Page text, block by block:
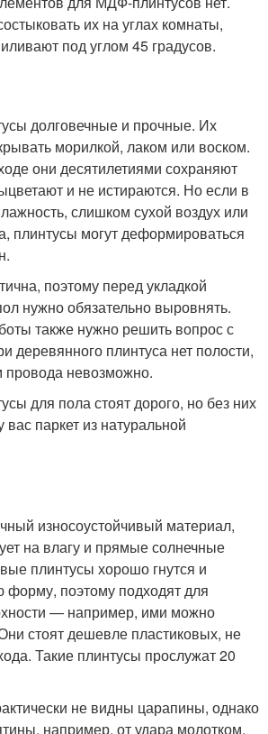
их на углах комнаты,
под углом 45 градусов.
долговечные и прочные. Их
морилкой, лаком или воском.
они десятилетиями сохраняют
и не истираются. Но если в
слишком сухой воздух или
плинтусы могут деформироваться
поэтому перед укладкой
нужно обязательно выровнять.
также нужно решить вопрос с
деревянного плинтуса нет полости,
провода невозможно.
для пола стоят дорого, но без них
вас паркет из натуральной
износоустойчивый материал,
на влагу и прямые солнечные
плинтусы хорошо гнутся и
поэтому подходят для
— например, ими можно
стоят дешевле пластиковых, не
Такие плинтусы прослужат 20
не видны царапины, однако
например, от удара молотком.